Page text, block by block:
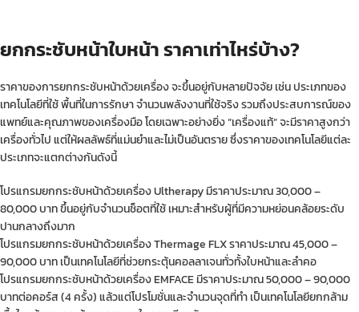
ยกกระชับหน้าใบหน้า ราคาเท่าไหร่บ้าง?
ราคาของการยกกระชับหน้าด้วยเครื่อง จะขึ้นอยู่กับหลายปัจจัย เช่น ประเภทของ
เทคโนโลยีที่ใช้ พื้นที่ในการรักษา จำนวนพลังงานที่ใช้จริง รวมถึงประสบการณ์ของ
แพทย์และคุณภาพของเครื่องมือ โดยเฉพาะอย่างยิ่ง “เครื่องแท้” จะมีราคาสูงกว่า
เครื่องทั่วไป แต่ให้ผลลัพธ์ที่แม่นยำและไม่เป็นอันตราย ซึ่งราคาของเทคโนโลยีแต่ละ
ประเภทจะแตกต่างกันดังนี้
โปรแกรมยกกระชับหน้าด้วยเครื่อง Ultherapy มีราคาประมาณ 30,000 –
80,000 บาท ขึ้นอยู่กับจำนวนช็อตที่ใช้ เหมาะสำหรับผู้ที่มีความหย่อนคล้อยระดับ
ปานกลางถึงมาก
โปรแกรมยกกระชับหน้าด้วยเครื่อง Thermage FLX ราคาประมาณ 45,000 –
90,000 บาท เป็นเทคโนโลยีที่ช่วยกระตุ้นคอลลาเจนทั่วทั้งใบหน้าและลำคอ
โปรแกรมยกกระชับหน้าด้วยเครื่อง EMFACE มีราคาประมาณ 50,000 – 90,000
บาทต่อคอร์ส (4 ครั้ง) แล้วแต่โปรโมชั่นและจำนวนจุดที่ทำ เป็นเทคโนโลยียกกล้าม